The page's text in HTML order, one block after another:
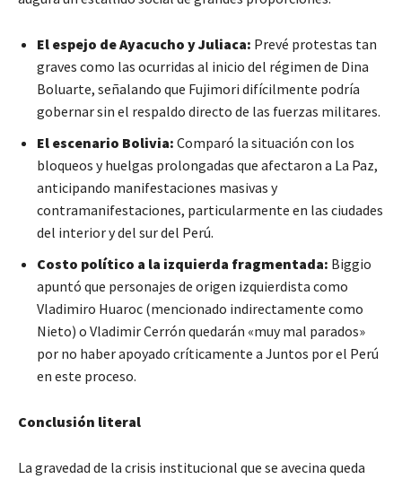
El espejo de Ayacucho y Juliaca: Prevé protestas tan
graves como las ocurridas al inicio del régimen de Dina
Boluarte, señalando que Fujimori difícilmente podría
gobernar sin el respaldo directo de las fuerzas militares.
El escenario Bolivia: Comparó la situación con los
bloqueos y huelgas prolongadas que afectaron a La Paz,
anticipando manifestaciones masivas y
contramanifestaciones, particularmente en las ciudades
del interior y del sur del Perú.
Costo político a la izquierda fragmentada: Biggio
apuntó que personajes de origen izquierdista como
Vladimiro Huaroc (mencionado indirectamente como
Nieto) o Vladimir Cerrón quedarán «muy mal parados»
por no haber apoyado críticamente a Juntos por el Perú
en este proceso.
Conclusión literal
La gravedad de la crisis institucional que se avecina queda